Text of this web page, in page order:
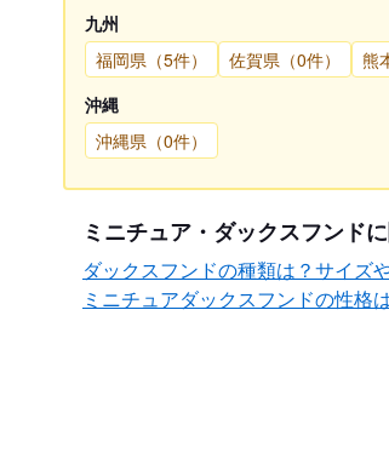
九州
福岡県（5件）
佐賀県（0件） 熊
沖縄
沖縄県（0件）
ミニチュア・ダックスフンド
ダックスフンドの種類は？サイズ
ミニチュアダックスフンドの性格